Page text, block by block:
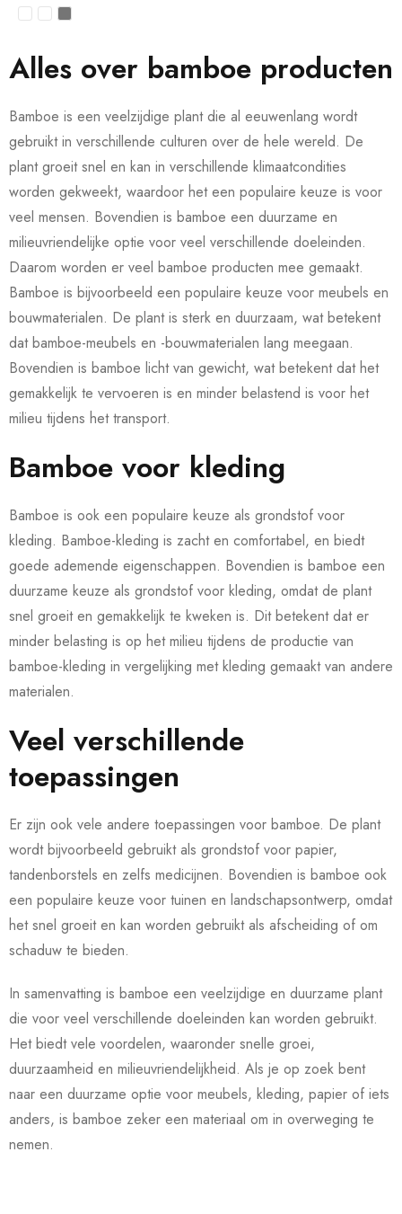
Alles over bamboe producten
Bamboe is een veelzijdige plant die al eeuwenlang wordt
gebruikt in verschillende culturen over de hele wereld. De
plant groeit snel en kan in verschillende klimaatcondities
worden gekweekt, waardoor het een populaire keuze is voor
veel mensen. Bovendien is bamboe een duurzame en
milieuvriendelijke optie voor veel verschillende doeleinden.
Daarom worden er veel bamboe producten mee gemaakt.
Bamboe is bijvoorbeeld een populaire keuze voor meubels en
bouwmaterialen. De plant is sterk en duurzaam, wat betekent
dat bamboe-meubels en -bouwmaterialen lang meegaan.
Bovendien is bamboe licht van gewicht, wat betekent dat het
gemakkelijk te vervoeren is en minder belastend is voor het
milieu tijdens het transport.
Bamboe voor kleding
Bamboe is ook een populaire keuze als grondstof voor
kleding. Bamboe-kleding is zacht en comfortabel, en biedt
goede ademende eigenschappen. Bovendien is bamboe een
duurzame keuze als grondstof voor kleding, omdat de plant
snel groeit en gemakkelijk te kweken is. Dit betekent dat er
minder belasting is op het milieu tijdens de productie van
bamboe-kleding in vergelijking met kleding gemaakt van andere
materialen.
Veel verschillende
toepassingen
Er zijn ook vele andere toepassingen voor bamboe. De plant
wordt bijvoorbeeld gebruikt als grondstof voor papier,
tandenborstels en zelfs medicijnen. Bovendien is bamboe ook
een populaire keuze voor tuinen en landschapsontwerp, omdat
het snel groeit en kan worden gebruikt als afscheiding of om
schaduw te bieden.
In samenvatting is bamboe een veelzijdige en duurzame plant
die voor veel verschillende doeleinden kan worden gebruikt.
Het biedt vele voordelen, waaronder snelle groei,
duurzaamheid en milieuvriendelijkheid. Als je op zoek bent
naar een duurzame optie voor meubels, kleding, papier of iets
anders, is bamboe zeker een materiaal om in overweging te
nemen.